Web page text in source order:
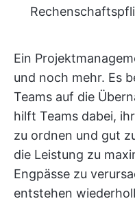
Ein
und noch mehr. Es
Teams auf die
hilft Teams dabei,
zu ordnen und gut
die Leistung zu
Engpässe zu
entstehen